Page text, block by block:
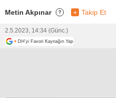
Metin Akpınar ? + Takip Et
2.5.2023, 14:34 (Günc.)
+ DH'yi Favori Kaynağın Yap